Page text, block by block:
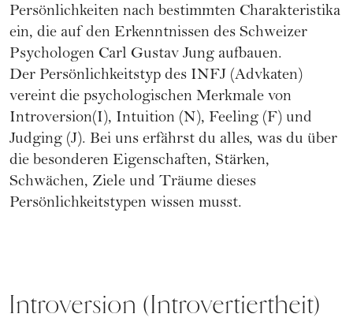
Persönlichkeiten nach bestimmten Charakteristika
ein, die auf den Erkenntnissen des Schweizer
Psychologen Carl Gustav Jung aufbauen.
Der Persönlichkeitstyp des INFJ (Advkaten)
vereint die psychologischen Merkmale von
Introversion(I), Intuition (N), Feeling (F) und
Judging (J). Bei uns erfährst du alles, was du über
die besonderen Eigenschaften, Stärken,
Schwächen, Ziele und Träume dieses
Persönlichkeitstypen wissen musst.
Introversion (Introvertiertheit)